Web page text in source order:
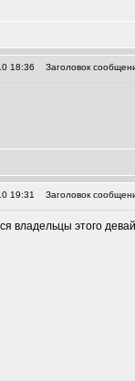
18:36 Заголовок
19:31 Заголовок
владельцы этого